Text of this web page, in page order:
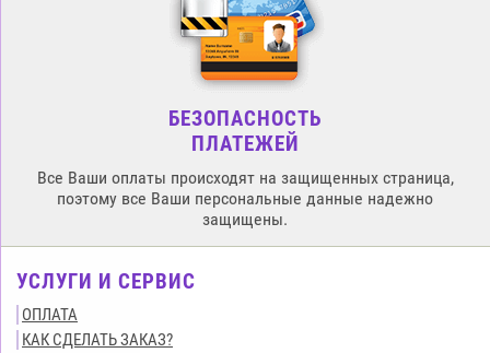
БЕЗОПАСНОСТЬ
ПЛАТЕЖЕЙ
Все Ваши оплаты происходят на защищенных страница,
поэтому все Ваши персональные данные надежно
защищены.
УСЛУГИ И СЕРВИС
ОПЛАТА
КАК СДЕЛАТЬ ЗАКАЗ?